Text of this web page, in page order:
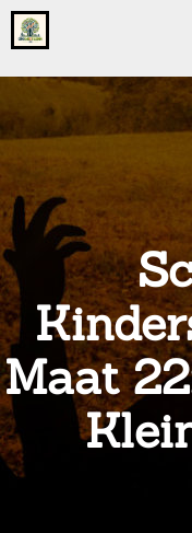
Go
to
home
onsgrotegezin.nl
Maat